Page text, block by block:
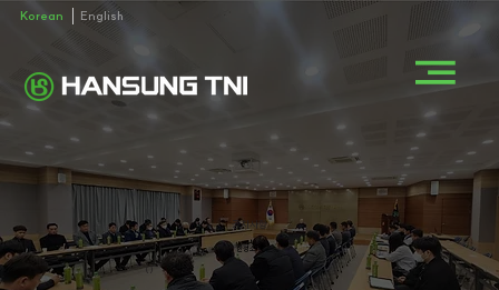
Korean English
공지사항
한성소식
()